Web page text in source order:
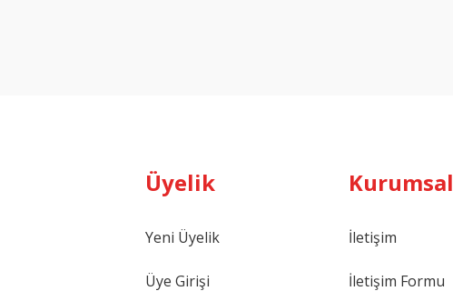
Üyelik
Yeni Üyelik
Üye Girişi
Kurumsal
İletişim
İletişim Formu